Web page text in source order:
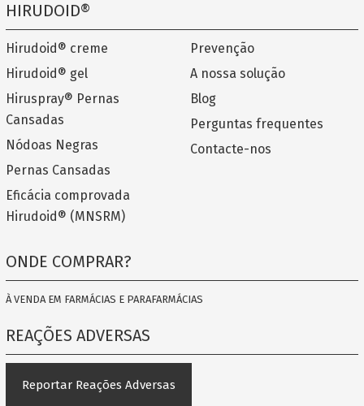
HIRUDOID®
Hirudoid® creme
Hirudoid® gel
Hiruspray® Pernas
Cansadas
Nódoas Negras
Pernas Cansadas
Eficácia comprovada
Hirudoid® (MNSRM)
Prevenção
A nossa solução
Blog
Perguntas frequentes
Contacte-nos
ONDE COMPRAR?
À VENDA EM FARMÁCIAS E PARAFARMÁCIAS
REAÇÕES ADVERSAS
Reportar Reações Adversas